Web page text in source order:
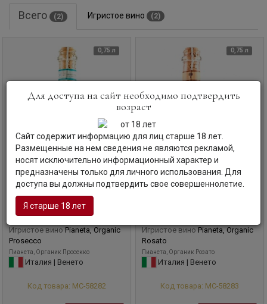
Всего (2) Игристое вино (2)
0,75 л
Игристое виноPianeta, Organic
Prosecco
Пианета, Органик Просекко
Италия | Венето
Код товара: МС-58282
0,75 л
Игристое виноPianeta, Organic
Rosato
Пианета, Органик Розато
Италия | Венето
Код товара: МС-58283
Для доступа на сайт необходимо подтвердить
возраст
Сайт содержит информацию для лиц старше 18 лет.
Размещенные на нем сведения не являются рекламой,
носят исключительно информационный характер и
предназначены только для личного использования. Для
доступа вы должны подтвердить свое совершеннолетие.
Я старше 18 лет